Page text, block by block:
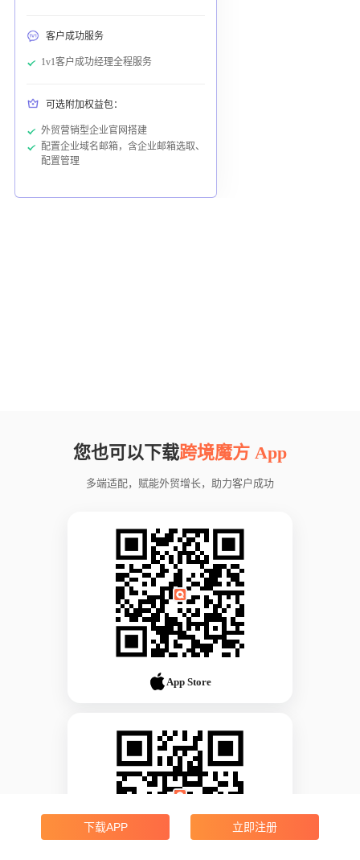
客户成功服务
1v1客户成功经理全程服务
可选附加权益包：
外贸营销型企业官网搭建
配置企业域名邮箱，含企业邮箱选取、
配置管理
您也可以下载跨境魔方 App
多端适配，赋能外贸增长，助力客户成功
App Store
下载APP 立即注册